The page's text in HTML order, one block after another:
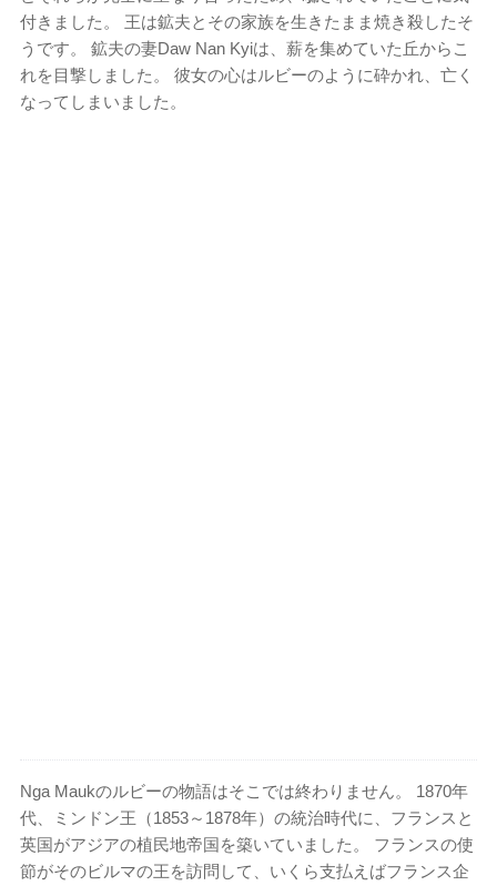
付きました。 王は鉱夫とその家族を生きたまま焼き殺したそ
うです。 鉱夫の妻Daw Nan Kyiは、薪を集めていた丘からこ
れを目撃しました。 彼女の心はルビーのように砕かれ、亡く
なってしまいました。
Nga Maukのルビーの物語はそこでは終わりません。 1870年
代、ミンドン王（1853～1878年）の統治時代に、フランスと
英国がアジアの植民地帝国を築いていました。 フランスの使
節がそのビルマの王を訪問して、いくら支払えばフランス企